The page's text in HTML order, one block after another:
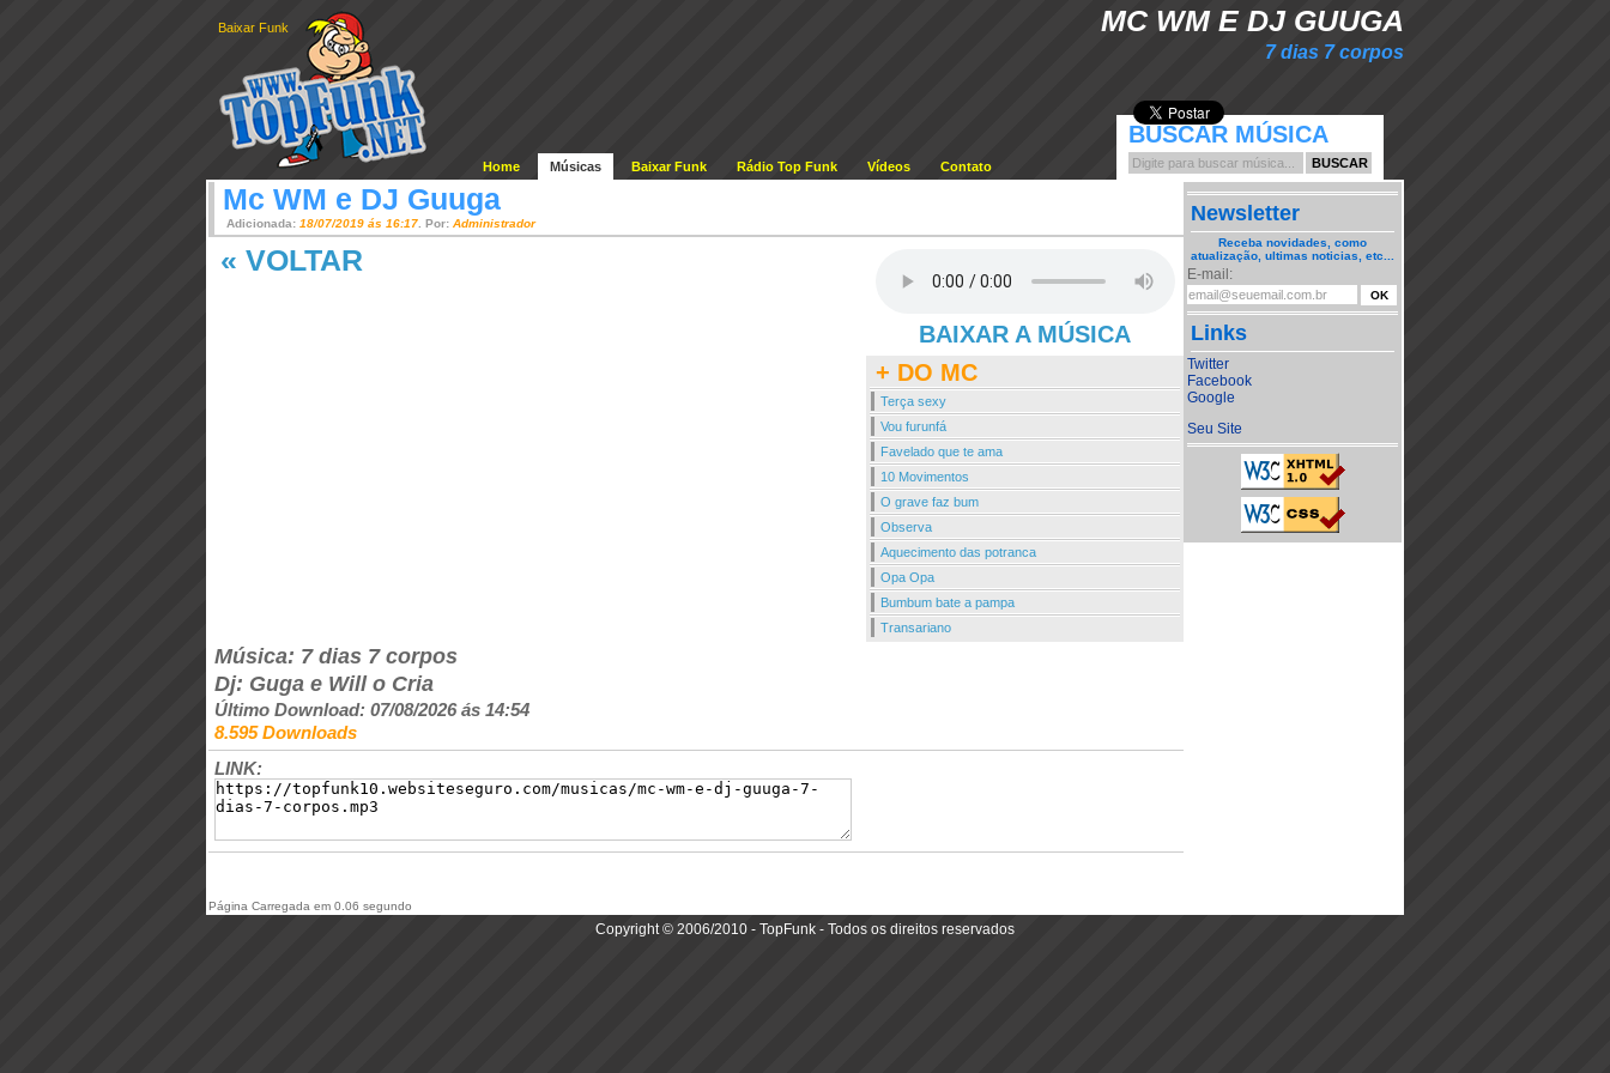
MC WM E DJ GUUGA
7 dias 7 corpos
Baixar Funk
Home Músicas Baixar Funk Rádio Top Funk Vídeos Contato
BUSCAR MÚSICA
Mc WM e DJ Guuga
Adicionada: 18/07/2019 ás 16:17 . Por: Administrador
BAIXAR A MÚSICA
+ DO MC
Terça sexy
Vou furunfá
Favelado que te ama
10 Movimentos
O grave faz bum
Observa
Aquecimento das potranca
Opa Opa
Bumbum bate a pampa
Transariano
« VOLTAR
Música: 7 dias 7 corpos
Dj: Guga e Will o Cria
Último Download: 07/08/2026 ás 14:54
8.595 Downloads
LINK:
Newsletter
Receba novidades, como
atualização, ultimas noticias, etc...
E-mail:
Links
Twitter
Facebook
Google
Seu Site
Página Carregada em 0.06 segundo
Copyright © 2006/2010 - TopFunk - Todos os direitos reservados